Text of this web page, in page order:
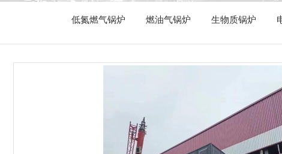
低氮燃气锅炉 燃油气锅炉 生物质锅炉